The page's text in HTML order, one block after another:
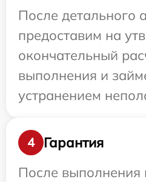
После детального
предоставим на
окончательный
выполнения и
устранением
4
Гарантия
После выполнения